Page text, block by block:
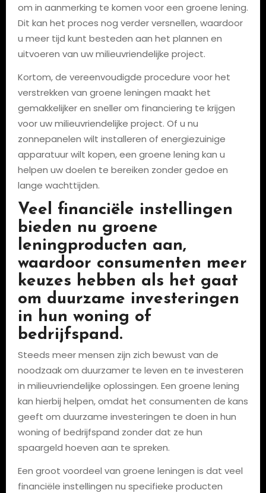
om in aanmerking te komen voor een groene lening.
Dit kan het proces nog verder versnellen, waardoor
u meer tijd kunt besteden aan het plannen en
uitvoeren van uw milieuvriendelijke project.
Kortom, de vereenvoudigde procedure voor het
verstrekken van groene leningen maakt het
gemakkelijker en sneller om financiering te krijgen
voor uw milieuvriendelijke project. Of u nu
zonnepanelen wilt installeren of energiezuinige
apparatuur wilt kopen, een groene lening kan u
helpen uw doelen te bereiken zonder gedoe en
lange wachttijden.
Veel financiële instellingen
bieden nu groene
leningproducten aan,
waardoor consumenten meer
keuzes hebben als het gaat
om duurzame investeringen
in hun woning of
bedrijfspand.
Steeds meer mensen zijn zich bewust van de
noodzaak om duurzamer te leven en te investeren
in milieuvriendelijke oplossingen. Een groene lening
kan hierbij helpen, omdat het consumenten de kans
geeft om duurzame investeringen te doen in hun
woning of bedrijfspand zonder dat ze hun
spaargeld hoeven aan te spreken.
Een groot voordeel van groene leningen is dat veel
financiële instellingen nu specifieke producten